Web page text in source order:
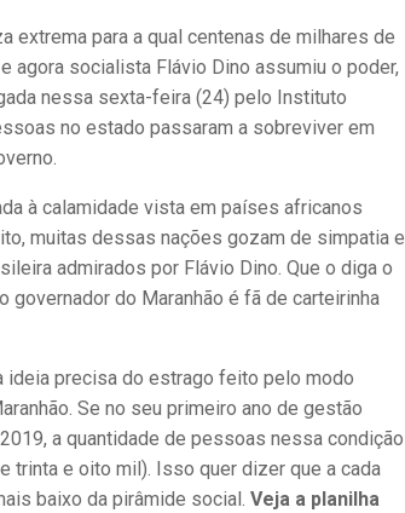
extrema para a qual centenas de milhares de
agora socialista Flávio Dino assumiu o poder,
nessa sexta-feira (24) pelo Instituto
no estado passaram a sobreviver em
à calamidade vista em países africanos
muitas dessas nações gozam de simpatia e
admirados por Flávio Dino. Que o diga o
do Maranhão é fã de carteirinha
ideia precisa do estrago feito pelo modo
Se no seu primeiro ano de gestão
a quantidade de pessoas nessa condição
trinta e oito mil). Isso quer dizer que a cada
baixo da pirâmide social. Veja a planilha